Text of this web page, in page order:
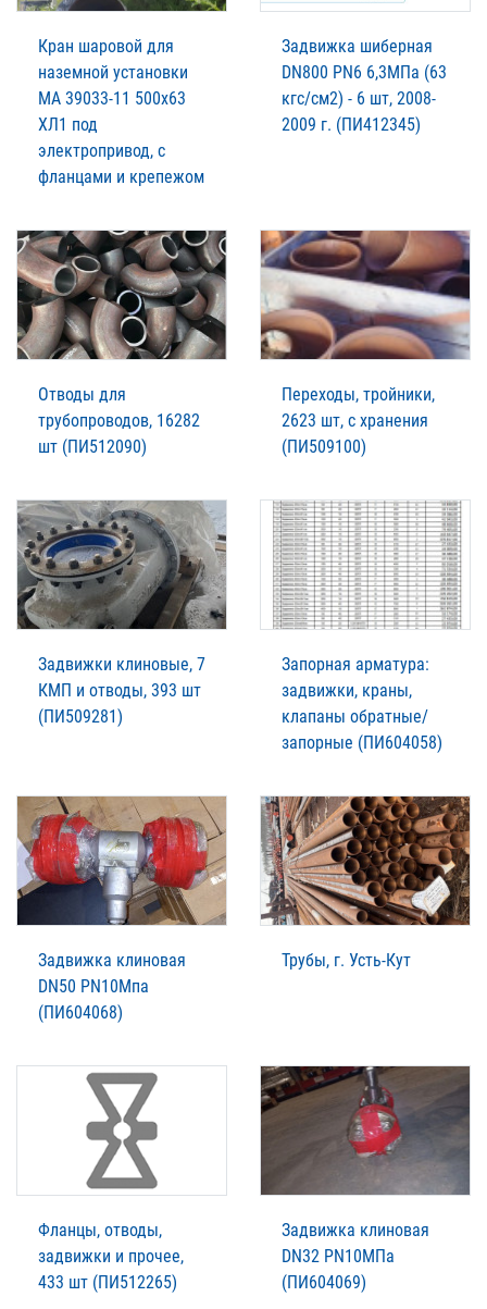
Кран шаровой для
наземной установки
МА 39033-11 500х63
ХЛ1 под
электропривод, с
фланцами и крепежом
Задвижка шиберная
DN800 PN6 6,3МПа (63
кгс/см2) - 6 шт, 2008-
2009 г. (ПИ412345)
Отводы для
трубопроводов, 16282
шт (ПИ512090)
Переходы, тройники,
2623 шт, с хранения
(ПИ509100)
Задвижки клиновые, 7
КМП и отводы, 393 шт
(ПИ509281)
Запорная арматура:
задвижки, краны,
клапаны обратные/
запорные (ПИ604058)
Задвижка клиновая
DN50 PN10Мпа
(ПИ604068)
Трубы, г. Усть-Кут
Фланцы, отводы,
задвижки и прочее,
433 шт (ПИ512265)
Задвижка клиновая
DN32 PN10МПа
(ПИ604069)